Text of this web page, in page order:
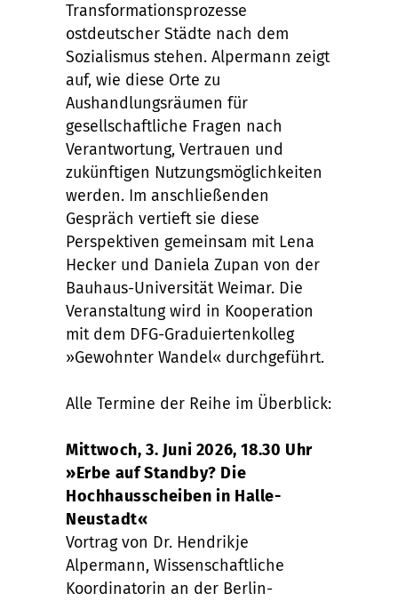
Transformationsprozesse
ostdeutscher Städte nach dem
Sozialismus stehen. Alpermann zeigt
auf, wie diese Orte zu
Aushandlungsräumen für
gesellschaftliche Fragen nach
Verantwortung, Vertrauen und
zukünftigen Nutzungsmöglichkeiten
werden. Im anschließenden
Gespräch vertieft sie diese
Perspektiven gemeinsam mit Lena
Hecker und Daniela Zupan von der
Bauhaus-Universität Weimar. Die
Veranstaltung wird in Kooperation
mit dem DFG-Graduiertenkolleg
»Gewohnter Wandel« durchgeführt.
Alle Termine der Reihe im Überblick:
Mittwoch, 3. Juni 2026, 18.30 Uhr
»Erbe auf Standby? Die
Hochhausscheiben in Halle-
Neustadt«
Vortrag von Dr. Hendrikje
Alpermann, Wissenschaftliche
Koordinatorin an der Berlin-